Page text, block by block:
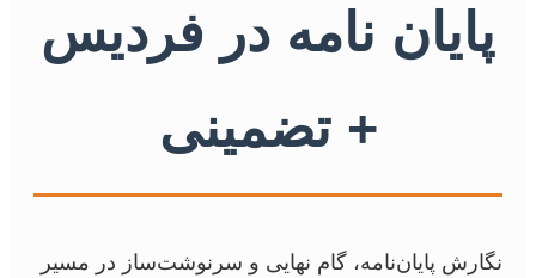
پایان نامه در فردیس
+ تضمینی
نگارش پایان‌نامه، گام نهایی و سرنوشت‌ساز در مسیر